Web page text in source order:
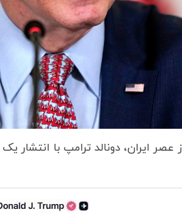
عصر ایران، دونالد ترامپ با